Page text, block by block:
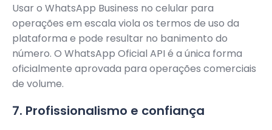
Usar o WhatsApp Business no celular para
operações em escala viola os termos de uso da
plataforma e pode resultar no banimento do
número. O WhatsApp Oficial API é a única forma
oficialmente aprovada para operações comerciais
de volume.
7. Profissionalismo e confiança